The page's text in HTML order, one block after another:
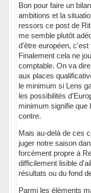
Bon pour faire un
ambitions et la
ressors ce post de
me semble plutôt
d'être européen, c'est
Finalement cela ne
comptable. On va
aux places
le minimum si Lens
les possibilités
minimum signifie que
contre.
Mais au-delà de ces
juger notre saison
forcément propre à
difficilement lisible
résultats ou du fond
Parmi les éléments